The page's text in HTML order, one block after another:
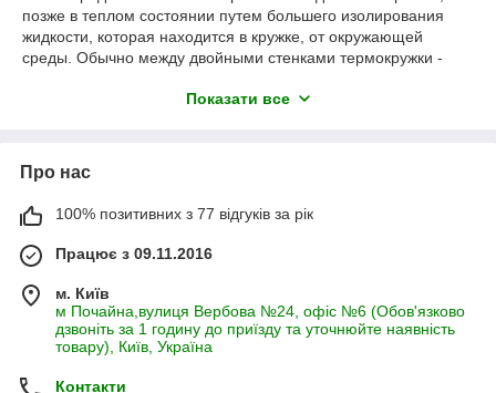
позже в теплом состоянии путем большего изолирования
жидкости, которая находится в кружке, от окружающей
среды. Обычно между двойными стенками термокружки -
кипятком в руках ощущая только приятное тепло. Так же
теплопроводность. Для того ,что бы из термокружки было
удобно пить, она имеет специальную поилку, которая
позволяет сохранять тепло и не дает расплескиваться
жидкости во время питья. Нужно помнить, что термокружка
это не термос, ведь она удерживает тепло приблизительно
несколько часов.
В отличие от обычного термоса, кружка термос куда
более компактна, что позволяет без проблем носить ее с
собой, например, на пары в университет или на работу.
Также она отлично подойдет для путешествий или прогулок с
друзьями в морозную погоду.
Показати все
Про нас
100% позитивних з 77 відгуків за рік
Працює з 09.11.2016
м. Київ
м Почайна,вулиця Вербова №24, офіс №6 (Обов'язково
дзвоніть за 1 годину до приїзду та уточнюйте наявність
товару), Київ, Україна
Контакти